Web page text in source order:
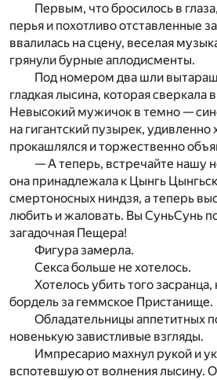
Первым, что бросилось в
перья и похотливо отставленные
ввалилась на сцену, веселая
грянули бурные аплодисменты.
Под номером два шли
гладкая лысина, которая сверкала
Невысокий мужичок в темно —
на гигантский пузырек, удивленно
прокашлялся и торжественно
— А теперь, встречайте нашу
она принадлежала к Цынгь
смертоносных ниндзя, а теперь
любить и жаловать. Вы СуньСунь
загадочная Пещера!
Фигура замерла.
Секса больше не хотелось.
Хотелось убить того
бордель за геммское Пристанище.
Обладательницы аппетитных
новенькую завистливые взгляды.
Импресарио махнул рукой и
вспотевшую от волнения лысину.